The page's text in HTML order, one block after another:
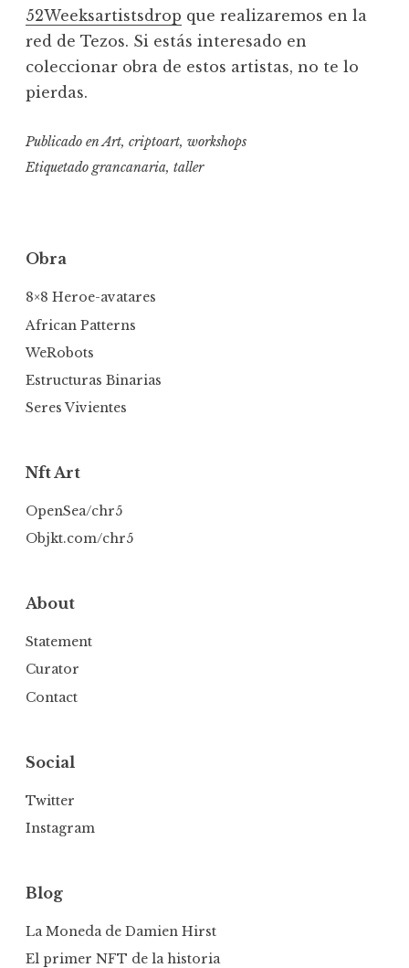
52Weeksartistsdrop que realizaremos en la
red de Tezos. Si estás interesado en
coleccionar obra de estos artistas, no te lo
pierdas.
Publicado enArt, criptoart, workshops
Etiquetado grancanaria, taller
Obra
8×8 Heroe-avatares
African Patterns
WeRobots
Estructuras Binarias
Seres Vivientes
Nft Art
OpenSea/chr5
Objkt.com/chr5
About
Statement
Curator
Contact
Social
Twitter
Instagram
Blog
La Moneda de Damien Hirst
El primer NFT de la historia